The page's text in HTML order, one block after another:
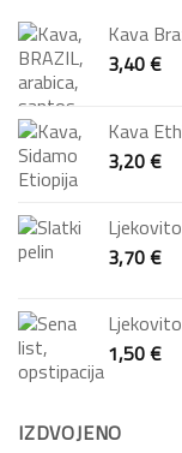
Kava
3,40€
Kava
3,20€
3,70€
1,50€
IZDVOJENO